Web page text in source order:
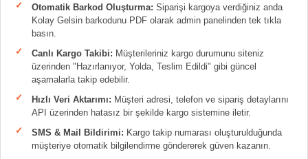
Otomatik Barkod Oluşturma: Siparişi kargoya verdiğiniz anda
Kolay Gelsin barkodunu PDF olarak admin panelinden tek tıkla
basın.
Canlı Kargo Takibi: Müşterileriniz kargo durumunu siteniz
üzerinden "Hazırlanıyor, Yolda, Teslim Edildi" gibi güncel
aşamalarla takip edebilir.
Hızlı Veri Aktarımı: Müşteri adresi, telefon ve sipariş detaylarını
API üzerinden hatasız bir şekilde kargo sistemine iletir.
SMS & Mail Bildirimi: Kargo takip numarası oluşturulduğunda
müşteriye otomatik bilgilendirme göndererek güven kazanın.